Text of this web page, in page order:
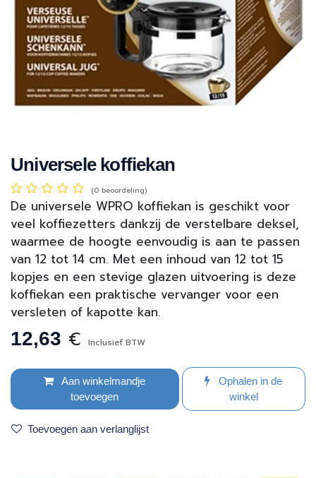
Universele koffiekan
(0 beoordeling)
De universele WPRO koffiekan is geschikt voor
veel koffiezetters dankzij de verstelbare deksel,
waarmee de hoogte eenvoudig is aan te passen
van 12 tot 14 cm. Met een inhoud van 12 tot 15
kopjes en een stevige glazen uitvoering is deze
koffiekan een praktische vervanger voor een
versleten of kapotte kan.
12,63 € Inclusief BTW
Aan winkelmandje
toevoegen
Ophalen in de
winkel
Toevoegen aan verlanglijst